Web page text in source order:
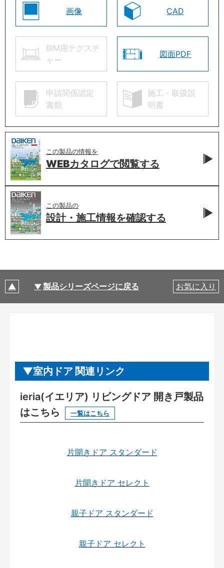
画像 CAD
BIM用テクスチ
ャー
図面PDF
申請関係認定
書類
施工・取扱説
明書
この製品の情報を
WEBカタログで閲覧する
この製品の
設計・施工情報を確認する
製品シリーズページに戻る お気に入り
室内ドア 関連リンク
ieria(イエリア) リビングドア 開き戸製品
はこちら
一覧はこちら
片開きドア スタンダード
片開きドア セレクト
親子ドア スタンダード
親子ドア セレクト